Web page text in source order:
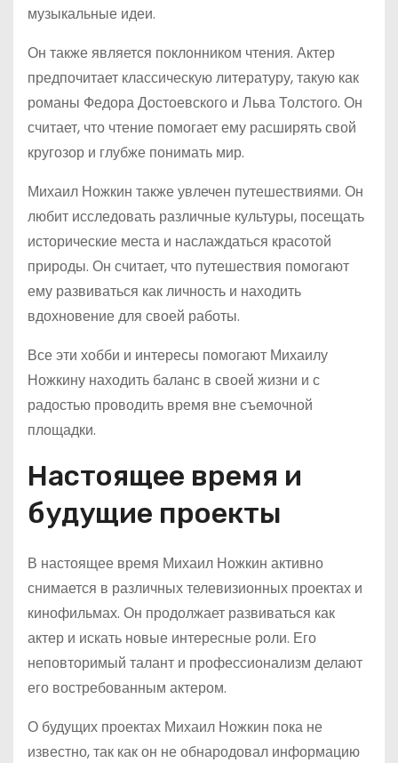
музыкальные идеи.
Он также является поклонником чтения. Актер
предпочитает классическую литературу, такую как
романы Федора Достоевского и Льва Толстого. Он
считает, что чтение помогает ему расширять свой
кругозор и глубже понимать мир.
Михаил Ножкин также увлечен путешествиями. Он
любит исследовать различные культуры, посещать
исторические места и наслаждаться красотой
природы. Он считает, что путешествия помогают
ему развиваться как личность и находить
вдохновение для своей работы.
Все эти хобби и интересы помогают Михаилу
Ножкину находить баланс в своей жизни и с
радостью проводить время вне съемочной
площадки.
Настоящее время и
будущие проекты
В настоящее время Михаил Ножкин активно
снимается в различных телевизионных проектах и
кинофильмах. Он продолжает развиваться как
актер и искать новые интересные роли. Его
неповторимый талант и профессионализм делают
его востребованным актером.
О будущих проектах Михаил Ножкин пока не
известно, так как он не обнародовал информацию